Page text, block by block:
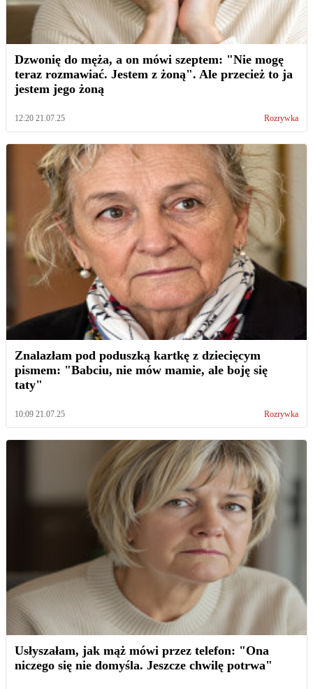
Dzwonię do męża, a on mówi szeptem: "Nie mogę
teraz rozmawiać. Jestem z żoną". Ale przecież to ja
jestem jego żoną
12:20 21.07.25 Rozrywka
Znalazłam pod poduszką kartkę z dziecięcym
pismem: "Babciu, nie mów mamie, ale boję się
taty"
10:09 21.07.25 Rozrywka
Usłyszałam, jak mąż mówi przez telefon: "Ona
niczego się nie domyśla. Jeszcze chwilę potrwa"